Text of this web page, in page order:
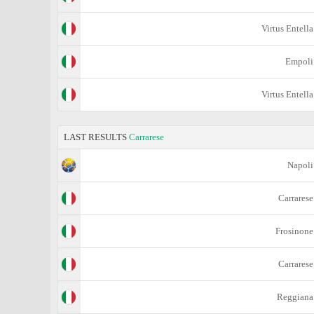
Virtus Entella
Empoli
Virtus Entella
LAST RESULTS Carrarese
Napoli
Carrarese
Frosinone
Carrarese
Reggiana